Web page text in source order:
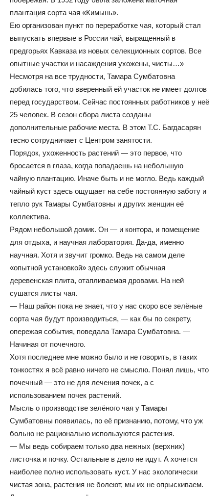
плантация сорта чая «Кимынь».
Ею организован пункт по переработке чая, который стал
выпускать впервые в России чай, выращенный в
предгорьях Кавказа из новых селекционных сортов. Все
опытные участки и насаждения ухожены, чисты…»
Несмотря на все трудности, Тамара Сумбатовна
добилась того, что вверенный ей участок не имеет долгов
перед государством. Сейчас постоянных работников у неё
25 человек. В сезон сбора листа созданы
дополнительные рабочие места. В этом Т.С. Багдасарян
тесно сотрудничает с Центром занятости.
Порядок, ухоженность растений — это первое, что
бросается в глаза, когда попадаешь на небольшую
чайную плантацию. Иначе быть и не могло. Ведь каждый
чайный куст здесь ощущает на себе постоянную заботу и
тепло рук Тамары Сумбатовны и других женщин её
коллектива.
Рядом небольшой домик. Он — и контора, и помещение
для отдыха, и научная лаборатория. Да-да, именно
научная. Хотя и звучит громко. Ведь на самом деле
«опытной установкой» здесь служит обычная
деревенская плита, отапливаемая дровами. На ней
сушатся листы чая.
— Наш район пока не знает, что у нас скоро все зелёные
сорта чая будут производиться, — как бы по секрету,
опережая события, поведала Тамара Сумбатовна. —
Начиная от почечного.
Хотя последнее мне можно было и не говорить, в таких
тонкостях я всё равно ничего не смыслю. Понял лишь, что
почечный — это не для лечения почек, а с
использованием почек растений.
Мысль о производстве зелёного чая у Тамары
Сумбатовны появилась, по её признанию, потому, что уж
больно не рационально используются растения.
— Мы ведь собираем только два нежных (верхних)
листочка и почку. Остальные в дело не идут. А хочется
наиболее полно использовать куст. У нас экологически
чистая зона, растения не болеют, мы их не опрыскиваем.